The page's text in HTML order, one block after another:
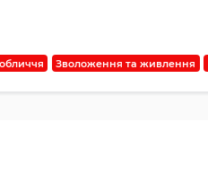
Зволоження та живлення